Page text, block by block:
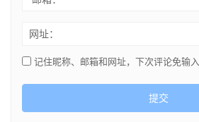
网址：
记住昵称、邮箱和网址，下次评论免输入
提交